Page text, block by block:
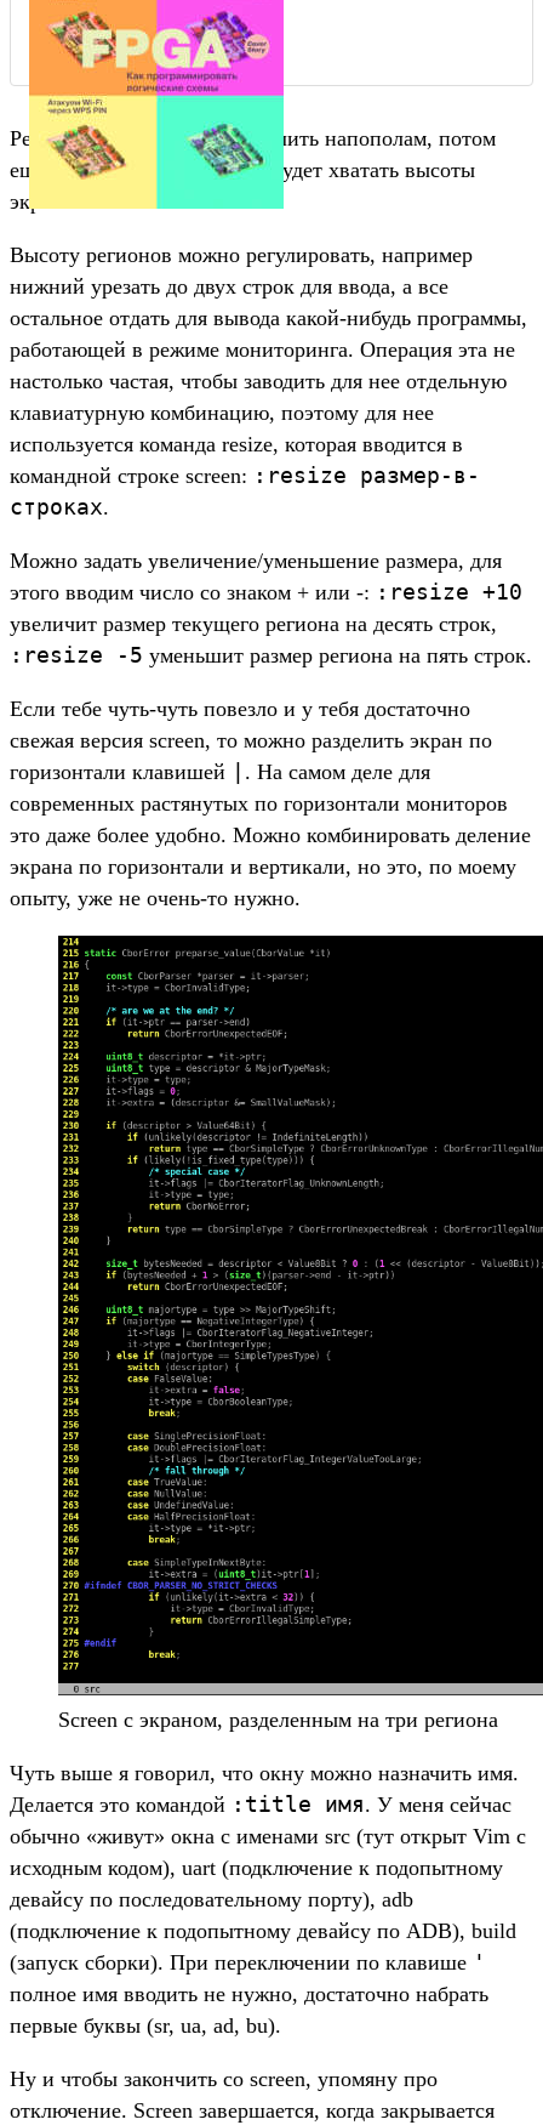
Регион можно еще раз разделить напополам, потом
еще, и так до тех пор, пока будет хватать высоты
экрана.
Высоту регионов можно регулировать, например
нижний урезать до двух строк для ввода, а все
остальное отдать для вывода какой-нибудь программы,
работающей в режиме мониторинга. Операция эта не
настолько частая, чтобы заводить для нее отдельную
клавиатурную комбинацию, поэтому для нее
используется команда resize, которая вводится в
командной строке screen: :resize размер-в-
строках.
Можно задать увеличение/уменьшение размера, для
этого вводим число со знаком + или -: :resize +10
увеличит размер текущего региона на десять строк,
:resize -5 уменьшит размер региона на пять строк.
Если тебе чуть-чуть повезло и у тебя достаточно
свежая версия screen, то можно разделить экран по
горизонтали клавишей
. На самом деле для
современных растянутых по горизонтали мониторов
это даже более удобно. Можно комбинировать деление
экрана по горизонтали и вертикали, но это, по моему
опыту, уже не очень-то нужно.
Screen с экраном, разделенным на три региона
Чуть выше я говорил, что окну можно назначить имя.
Делается это командой :title имя. У меня сейчас
обычно «живут» окна с именами src (тут открыт Vim с
исходным кодом), uart (подключение к подопытному
девайсу по последовательному порту), adb
(подключение к подопытному девайсу по ADB), build
(запуск сборки). При переключении по клавише '
полное имя вводить не нужно, достаточно набрать
первые буквы (sr, ua, ad, bu).
Ну и чтобы закончить со screen, упомяну про
отключение. Screen завершается, когда закрывается